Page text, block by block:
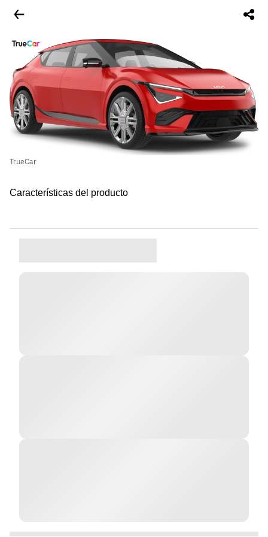
TrueCar
Características del producto